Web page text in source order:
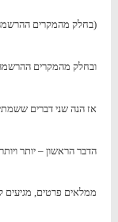
(בחלק מהמקרים ההרשמה
ובחלק מהמקרים
אז הנה שני דברים
הדבר הראשון – יותר
ממלאים פרטים, מגיעים